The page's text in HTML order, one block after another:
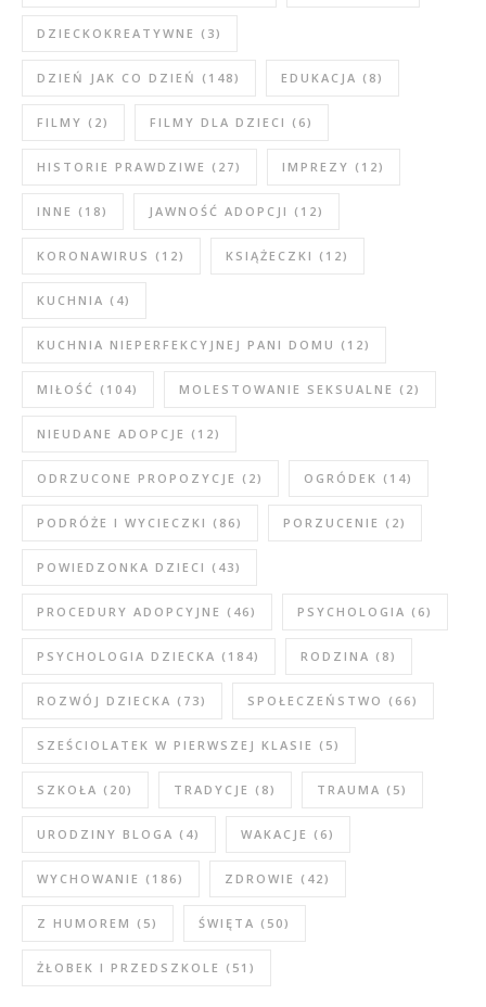
DZIECKOKREATYWNE (3)
DZIEŃ JAK CO DZIEŃ (148) EDUKACJA (8)
FILMY (2) FILMY DLA DZIECI (6)
HISTORIE PRAWDZIWE (27) IMPREZY (12)
INNE (18) JAWNOŚĆ ADOPCJI (12)
KORONAWIRUS (12) KSIĄŻECZKI (12)
KUCHNIA (4)
KUCHNIA NIEPERFEKCYJNEJ PANI DOMU (12)
MIŁOŚĆ (104) MOLESTOWANIE SEKSUALNE (2)
NIEUDANE ADOPCJE (12)
ODRZUCONE PROPOZYCJE (2) OGRÓDEK (14)
PODRÓŻE I WYCIECZKI (86) PORZUCENIE (2)
POWIEDZONKA DZIECI (43)
PROCEDURY ADOPCYJNE (46) PSYCHOLOGIA (6)
PSYCHOLOGIA DZIECKA (184) RODZINA (8)
ROZWÓJ DZIECKA (73) SPOŁECZEŃSTWO (66)
SZEŚCIOLATEK W PIERWSZEJ KLASIE (5)
SZKOŁA (20) TRADYCJE (8) TRAUMA (5)
URODZINY BLOGA (4) WAKACJE (6)
WYCHOWANIE (186) ZDROWIE (42)
Z HUMOREM (5) ŚWIĘTA (50)
ŻŁOBEK I PRZEDSZKOLE (51)